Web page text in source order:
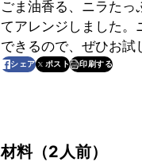
ごま油香る、ニラたっ
てアレンジしました。
できるので、ぜひお試
シェア ポスト 印刷する
材料（2人前）